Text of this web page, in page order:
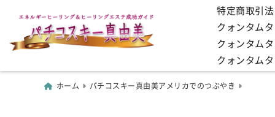
特定商取引法
クォンタム
クォンタム
クォンタム
ホーム パチコスキー真由美アメリカでのつぶやき